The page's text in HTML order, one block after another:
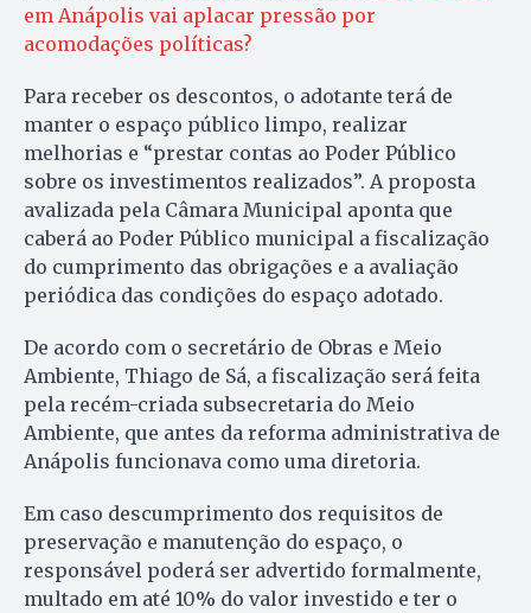
em Anápolis vai aplacar pressão por
acomodações políticas?
Para receber os descontos, o adotante terá de
manter o espaço público limpo, realizar
melhorias e “prestar contas ao Poder Público
sobre os investimentos realizados”. A proposta
avalizada pela Câmara Municipal aponta que
caberá ao Poder Público municipal a fiscalização
do cumprimento das obrigações e a avaliação
periódica das condições do espaço adotado.
De acordo com o secretário de Obras e Meio
Ambiente, Thiago de Sá, a fiscalização será feita
pela recém-criada subsecretaria do Meio
Ambiente, que antes da reforma administrativa de
Anápolis funcionava como uma diretoria.
Em caso descumprimento dos requisitos de
preservação e manutenção do espaço, o
responsável poderá ser advertido formalmente,
multado em até 10% do valor investido e ter o